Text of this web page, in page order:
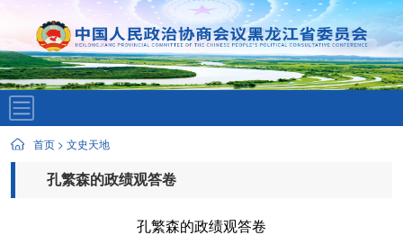
首页 > 文史天地
孔繁森的政绩观答卷
孔繁森的政绩观答卷